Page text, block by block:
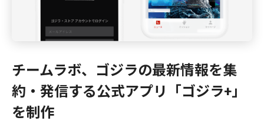
チームラボ、ゴジラの最新情報を集
約・発信する公式アプリ「ゴジラ+」
を制作